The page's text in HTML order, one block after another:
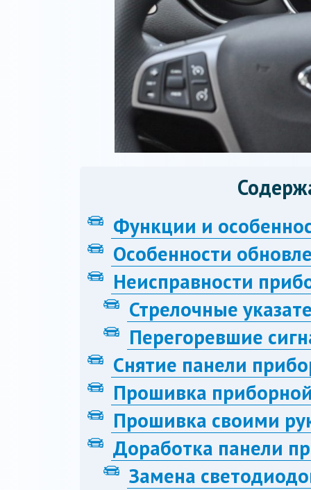
Функции и
Особенности
Неисправности
Стрелочные
Перегоревшие
Снятие панели
Прошивка
Прошивка своими
Доработка панели
Замена